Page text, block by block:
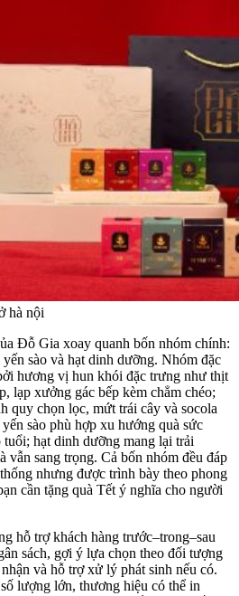
hà nội
Đỗ Gia xoay quanh bốn nhóm chính:
sào và hạt dinh dưỡng. Nhóm đặc
hương vị hun khói đặc trưng như thịt
lạp xưởng gác bếp kèm chẳm chéo;
quy chọn lọc, mứt trái cây và socola
sào phù hợp xu hướng quà sức
hạt dinh dưỡng mang lại trải
vẫn sang trọng. Cả bốn nhóm đều đáp
nhưng được trình bày theo phong
cần tặng quà Tết ý nghĩa cho người
hỗ trợ khách hàng trước–trong–sau
sách, gợi ý lựa chọn theo đối tượng
và hỗ trợ xử lý phát sinh nếu có.
lượng lớn, thương hiệu có thể in